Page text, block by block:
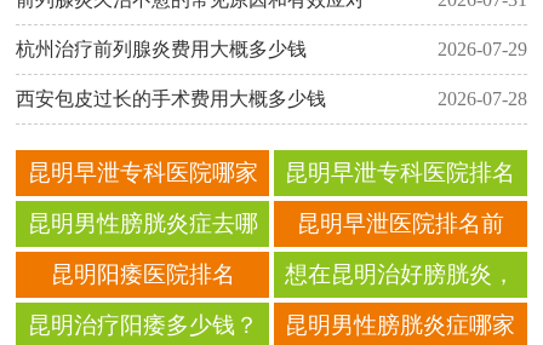
杭州治疗前列腺炎费用大概多少钱 2026-07-29
西安包皮过长的手术费用大概多少钱 2026-07-28
昆明早泄专科医院哪家
靠谱？这份真实口碑名
单建议收藏！
昆明早泄专科医院排名
TOP1：专业男科诊疗，
重获男性自信
昆明男性膀胱炎症去哪
治疗能获得安心诊疗体
验
昆明早泄医院排名前
三：这家医院口碑好、
专业治早泄，患者首
昆明阳痿医院排名
TOP1，专业治疗阳痿，
想在昆明治好膀胱炎，
男性朋友该去哪家医
昆明治疗阳痿多少钱？
昆明男性膀胱炎症哪家